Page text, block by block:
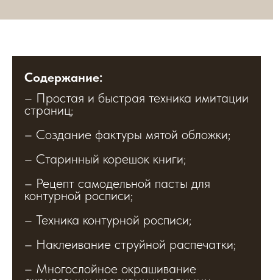
Содержание:
– Простая и быстрая техника имитации
страниц;
– Создание фактуры мятой обложки;
– Старинный корешок книги;
– Рецепт самодельной пасты для
контурной росписи;
– Техника контурной росписи;
– Наклеивание струйной распечатки;
– Многослойное окрашивание